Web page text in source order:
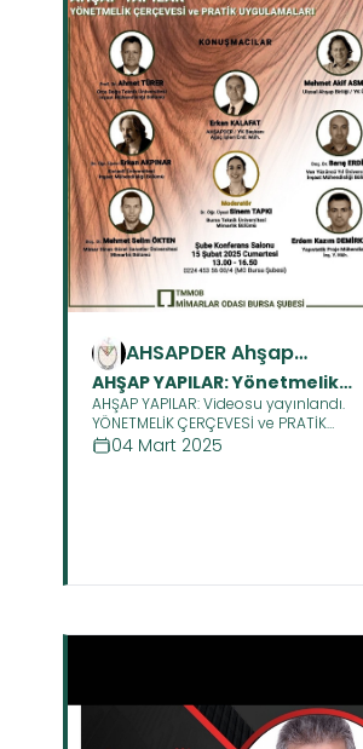
AHSAPDER Ahşap
Sanayicileri ve
Profesyonelleri Derneği
AHŞAP YAPILAR: Yönetmelik
Çerçevesi ve Pratik
Uygulamaları Paneli
Tamamlandı
AHŞAP YAPILAR: Videosu yayınlandı.
YÖNETMELİK ÇERÇEVESİ ve PRATİK
UYGULAMALARI PANELİ BURSA AKADEMİK
04 Mart 2025